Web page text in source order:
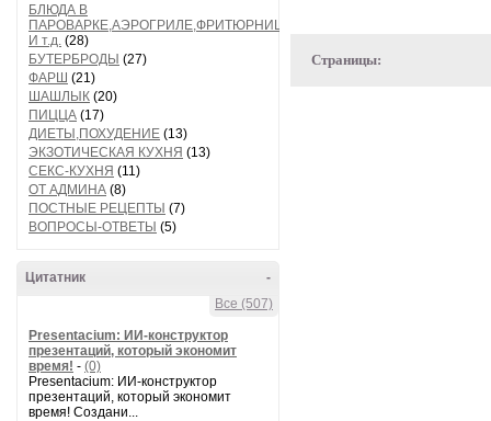
БЛЮДА В
ПАРОВАРКЕ,АЭРОГРИЛЕ,ФРИТЮРНИЦЕ
И т.д. (28)
БУТЕРБРОДЫ (27)
ФАРШ (21)
ШАШЛЫК (20)
ПИЦЦА (17)
ДИЕТЫ,ПОХУДЕНИЕ (13)
ЭКЗОТИЧЕСКАЯ КУХНЯ (13)
СЕКС-КУХНЯ (11)
ОТ АДМИНА (8)
ПОСТНЫЕ РЕЦЕПТЫ (7)
ВОПРОСЫ-ОТВЕТЫ (5)
-
Цитатник
Все (507)
Presentacium: ИИ‑конструктор
презентаций, который экономит
время! - (0)
Presentacium: ИИ‑конструктор
презентаций, который экономит
время! Создани...
Страницы: